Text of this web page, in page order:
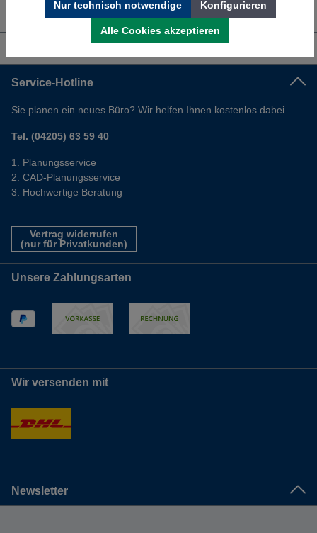
Shop Service
Service-Hotline
Sie planen ein neues Büro? Wir helfen Ihnen kostenlos dabei.
Tel. (04205) 63 59 40
Planungsservice
CAD-Planungsservice
Hochwertige Beratung
Vertrag widerrufen
(nur für Privatkunden)
Unsere Zahlungsarten
Wir versenden mit
Newsletter
Nur technisch notwendige Konfigurieren
Alle Cookies akzeptieren